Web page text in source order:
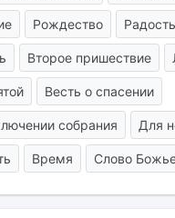
Рождество Радость
Второе пришествие
Весть о спасении
собрания Для
Время Слово